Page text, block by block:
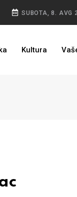
SUBOTA, 8. AVG
Kultura